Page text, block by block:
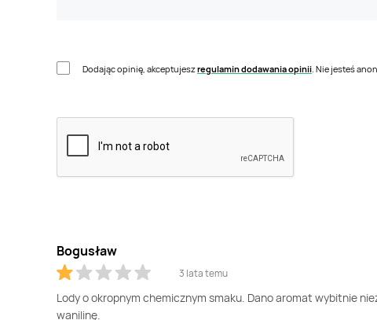
Dodając opinię, akceptujeszregulamin dodawania opinii . Nie jesteś
Bogusław
3 lata temu
Lody o okropnym chemicznym smaku. Dano aromat wybitnie
wanilinę.